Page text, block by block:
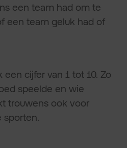
een team had om te
een team geluk had of
cijfer van 1 tot 10. Zo
speelde en wie
trouwens ook voor
sporten.